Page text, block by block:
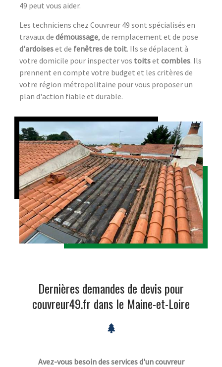
49 peut vous aider.
Les techniciens chez Couvreur 49 sont spécialisés en
travaux de démoussage, de remplacement et de pose
d'ardoiseset de fenêtres de toit. Ils se déplacent à
votre domicile pour inspecter vos toitset combles. Ils
prennent en compte votre budget et les critères de
votre région métropolitaine pour vous proposer un
plan d'action fiable et durable.
Dernières demandes de devis pour
couvreur49.fr dans le Maine-et-Loire
Avez-vous besoin des services d'un couvreur